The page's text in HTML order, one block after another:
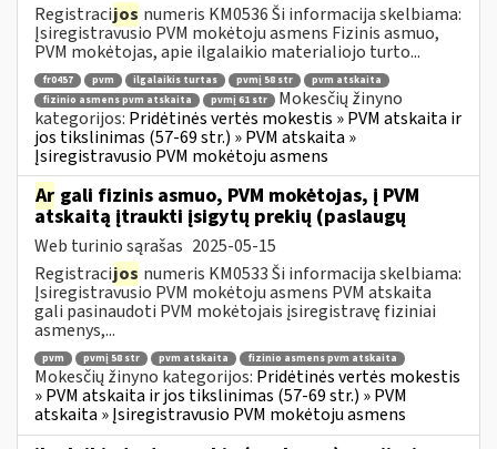
Registracijos numeris KM0536 Ši informacija skelbiama:
Įsiregistravusio PVM mokėtoju asmens Fizinis asmuo,
PVM mokėtojas, apie ilgalaikio materialiojo turto...
fr0457 pvm ilgalaikis turtas pvmį 58 str
pvm atskaita
fizinio asmens pvm atskaita
pvmį 61 str
Mokesčių žinyno
kategorijos: Pridėtinės vertės mokestis » PVM atskaita ir
jos tikslinimas (57-69 str.) » PVM atskaita »
Įsiregistravusio PVM mokėtoju asmens
Ar gali fizinis asmuo, PVM mokėtojas, į PVM
atskaitą įtraukti įsigytų prekių (paslaugų
Web turinio sąrašas 2025-05-15
Registracijos numeris KM0533 Ši informacija skelbiama:
Įsiregistravusio PVM mokėtoju asmens PVM atskaita
gali pasinaudoti PVM mokėtojais įsiregistravę fiziniai
asmenys,...
pvm pvmį 58 str pvm atskaita fizinio asmens pvm atskaita
Mokesčių žinyno kategorijos: Pridėtinės vertės mokestis
» PVM atskaita ir jos tikslinimas (57-69 str.) » PVM
atskaita » Įsiregistravusio PVM mokėtoju asmens